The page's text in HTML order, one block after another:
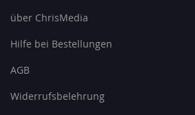
über ChrisMedia
Hilfe bei Bestellungen
AGB
Widerrufsbelehrung